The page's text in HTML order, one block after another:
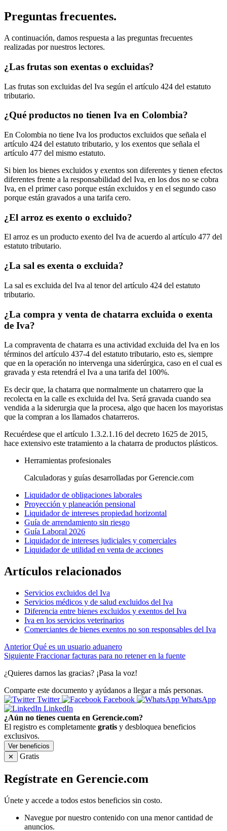
Preguntas frecuentes.
A continuación, damos respuesta a las preguntas frecuentes
realizadas por nuestros lectores.
¿Las frutas son exentas o excluidas?
Las frutas son excluidas del Iva según el artículo 424 del estatuto
tributario.
¿Qué productos no tienen Iva en Colombia?
En Colombia no tiene Iva los productos excluidos que señala el
artículo 424 del estatuto tributario, y los exentos que señala el
artículo 477 del mismo estatuto.
Si bien los bienes excluidos y exentos son diferentes y tienen efectos
diferentes frente a la responsabilidad del Iva, en los dos no se cobra
Iva, en el primer caso porque están excluidos y en el segundo caso
porque están gravados a una tarifa cero.
¿El arroz es exento o excluido?
El arroz es un producto exento del Iva de acuerdo al artículo 477 del
estatuto tributario.
¿La sal es exenta o excluida?
La sal es excluida del Iva al tenor del artículo 424 del estatuto
tributario.
¿La compra y venta de chatarra excluida o exenta
de Iva?
La compraventa de chatarra es una actividad excluida del Iva en los
términos del artículo 437-4 del estatuto tributario, esto es, siempre
que en la operación no intervenga una siderúrgica, caso en el cual es
gravada y esta retendrá el Iva a una tarifa del 100%.
Es decir que, la chatarra que normalmente un chatarrero que la
recolecta en la calle es excluida del Iva. Será gravada cuando sea
vendida a la siderurgia que la procesa, algo que hacen los mayoristas
que la compran a los llamados chatarreros.
Recuérdese que el artículo 1.3.2.1.16 del decreto 1625 de 2015,
hace extensivo este tratamiento a la chatarra de productos plásticos.
Herramientas profesionales
Calculadoras y guías desarrolladas por Gerencie.com
Liquidador de obligaciones laborales
Proyección y planeación pensional
Liquidador de intereses propiedad horizontal
Guía de arrendamiento sin riesgo
Guía Laboral 2026
Liquidador de intereses judiciales y comerciales
Liquidador de utilidad en venta de acciones
Artículos relacionados
Servicios excluidos del Iva
Servicios médicos y de salud excluidos del Iva
Diferencia entre bienes excluidos y exentos del Iva
Iva en los servicios veterinarios
Comerciantes de bienes exentos no son responsables del Iva
Anterior Qué es un usuario aduanero
Siguiente Fraccionar facturas para no retener en la fuente
¿Quieres darnos las gracias? ¡Pasa la voz!
Comparte este documento y ayúdanos a llegar a más personas.
Twitter
Facebook
WhatsApp
LinkedIn
¿Aún no tienes cuenta en Gerencie.com?
El registro es completamente gratis y desbloquea beneficios
exclusivos.
Ver beneficios
✕
Gratis
Regístrate en Gerencie.com
Únete y accede a todos estos beneficios sin costo.
Navegue por nuestro contenido con una menor cantidad de
anuncios.